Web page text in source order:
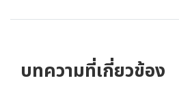
บทความที่เกี่ยวข้อง